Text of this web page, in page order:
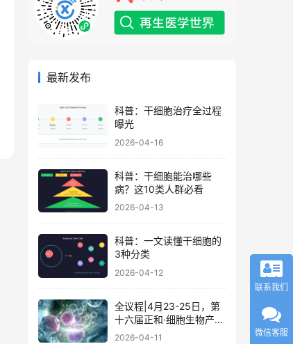
最新发布
科普：干细胞治疗全过程
曝光
2026-04-16
科普：干细胞能治哪些
病？这10类人群必看
2026-04-13
科普：一文读懂干细胞的
3种分类
2026-04-12
全议程|4月23-25日，第
十六届正和·细胞生物产业
大会暨细胞治疗与再生医
2026-04-11
联系我们
微信客服